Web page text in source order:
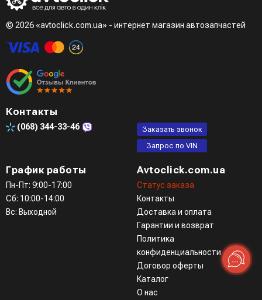
при разговоре с менеджером
Четвертый вариант - заказать через доступные
мессенджеры (viber, telegram)
© 2026 «avtoclick.com.ua» - интернет магазин автозапчастей
Контакты
(068) 344-33-46
Заказать звонок
Запрос по VIN
График работы
Пн-Пт: 9:00-17:00
Сб: 10:00-14:00
Вс: Выходной
Avtoclick.com.ua
Статус заказа
Контакты
Доставка и оплата
Гарантии и возврат
Политика
конфиденциальности
Договор оферты
Каталог
О нас